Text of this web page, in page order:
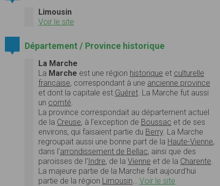
Limousin
Voir le site
Département / Province historique
La Marche
La Marche est une région historique et culturelle
française, correspondant à une ancienne province
et dont la capitale est Guéret . La Marche fut aussi
un comté
La province correspondait au département actuel
de la Creuse, à l'exception de Boussac et de ses
environs, qui faisaient partie du Berry . La Marche
regroupait aussi une bonne part de la Haute-Vienne,
dans l'arrondissement de Bellac, ainsi que des
paroisses de l'Indre, de la Vienne et de la Charente
La majeure partie de la Marche fait aujourd'hui
partie de la région Limousin Voir le site